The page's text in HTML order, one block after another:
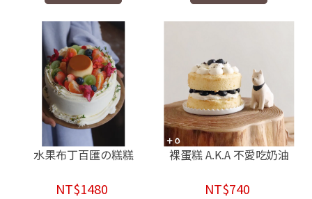
水果布丁百匯の糕糕
NT$1480
裸蛋糕 A.K.A 不愛吃奶油
NT$740